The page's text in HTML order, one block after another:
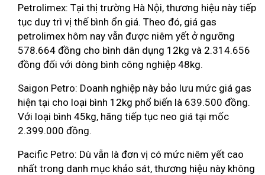
Petrolimex: Tại thị trường Hà Nội, thương hiệu này tiếp
tục duy trì vị thế bình ổn giá. Theo đó, giá gas
petrolimex hôm nay vẫn được niêm yết ở ngưỡng
578.664 đồng cho bình dân dụng 12kg và 2.314.656
đồng đối với dòng bình công nghiệp 48kg.
Saigon Petro: Doanh nghiệp này bảo lưu mức giá gas
hiện tại cho loại bình 12kg phổ biến là 639.500 đồng.
Với loại bình 45kg, hãng tiếp tục neo giá tại mốc
2.399.000 đồng.
Pacific Petro: Dù vẫn là đơn vị có mức niêm yết cao
nhất trong danh mục khảo sát, thương hiệu này không